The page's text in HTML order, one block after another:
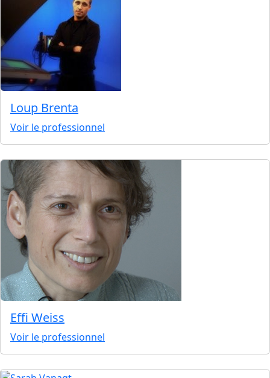
Loup Brenta
Voir le professionnel
Effi Weiss
Voir le professionnel